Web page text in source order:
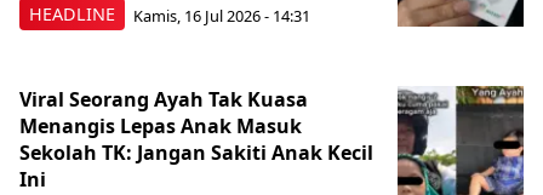
HEADLINE Kamis, 16 Jul 2026 - 14:31
Viral Seorang Ayah Tak Kuasa
Menangis Lepas Anak Masuk
Sekolah TK: Jangan Sakiti Anak Kecil
Ini